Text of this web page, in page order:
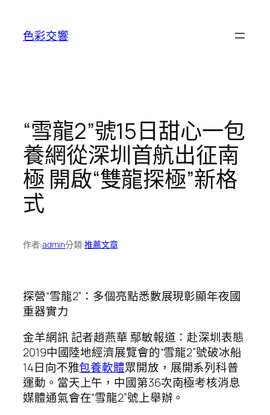
色彩交響
“雪龍2”號15日甜心一包
養網從深圳首航出征南
極 開啟“雙龍探極”新格
式
作者:admin分類:推薦文章
探營“雪龍2”：多個亮點悉數展現彰顯年夜國
重器實力
金羊網訊 記者趙燕華 鄢敏報道：赴深圳表態
2019中國陸地經濟展覽會的“雪龍2”號破冰船
14日向不雅包養軟體眾開放，展開系列科普
運動。當天上午，中國第36次南極考核消息
媒體通氣會在“雪龍2”號上舉辦。